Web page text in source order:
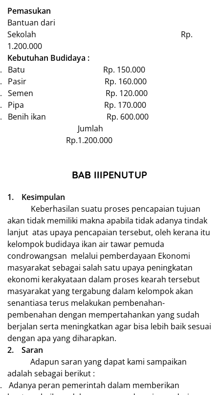
Pemasukan
Bantuan dari
Sekolah Rp.
1.200.000
Kebutuhan Budidaya :
Batu Rp. 150.000
Pasir Rp. 160.000
Semen Rp. 120.000
Pipa Rp. 170.000
Benih ikan Rp. 600.000
Jumlah
Rp.1.200.000
BAB IIIPENUTUP
1.
Kesimpulan
Keberhasilan suatu proses pencapaian tujuan
akan tidak memiliki makna apabila tidak adanya tindak
lanjut atas upaya pencapaian tersebut, oleh kerana itu
kelompok budidaya ikan air tawar pemuda
condrowangsan melalui pemberdayaan Ekonomi
masyarakat sebagai salah satu upaya peningkatan
ekonomi kerakyataan dalam proses kearah tersebut
masyarakat yang tergabung dalam kelompok akan
senantiasa terus melakukan pembenahan-
pembenahan dengan mempertahankan yang sudah
berjalan serta meningkatkan agar bisa lebih baik sesuai
dengan apa yang diharapkan.
2.
Saran
Adapun saran yang dapat kami sampaikan
adalah sebagai berikut :
Adanya peran pemerintah dalam memberikan